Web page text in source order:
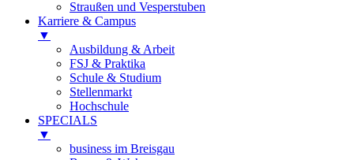
Straußen und Vesperstuben
Karriere & Campus
▼
Ausbildung & Arbeit
FSJ & Praktika
Schule & Studium
Stellenmarkt
Hochschule
SPECIALS
▼
business im Breisgau